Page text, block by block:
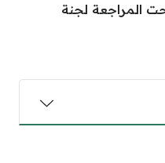
المراجعة لجنة